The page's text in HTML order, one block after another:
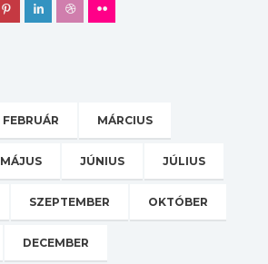
FEBRUÁR MÁRCIUS
MÁJUS JÚNIUS JÚLIUS
SZEPTEMBER OKTÓBER
DECEMBER